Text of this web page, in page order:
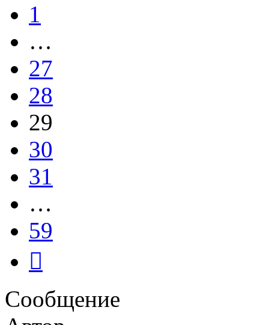
1
…
27
28
29
30
31
…
59
Сообщение